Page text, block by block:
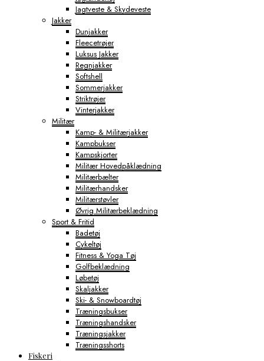
Jagtveste & Skydeveste
Jakker
Dunjakker
Fleecetrøjer
Luksus Jakker
Regnjakker
Softshell
Sommerjakker
Striktrøjer
Vinterjakker
Militær
Kamp- & Militærjakker
Kampbukser
Kampskjorter
Militær Hovedpåklædning
Militærbælter
Militærhandsker
Militærstøvler
Øvrig Militærbeklædning
Sport & Fritid
Badetøj
Cykeltøj
Fitness & Yoga Tøj
Golfbeklædning
Løbetøj
Skaljakker
Ski- & Snowboardtøj
Træningsbukser
Træningshandsker
Træningsjakker
Træningsshorts
Fiskeri